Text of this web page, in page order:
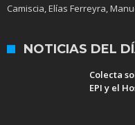
Camiscia, Elías Ferreyra,
NOTICIAS DEL
Colecta
EPI y el